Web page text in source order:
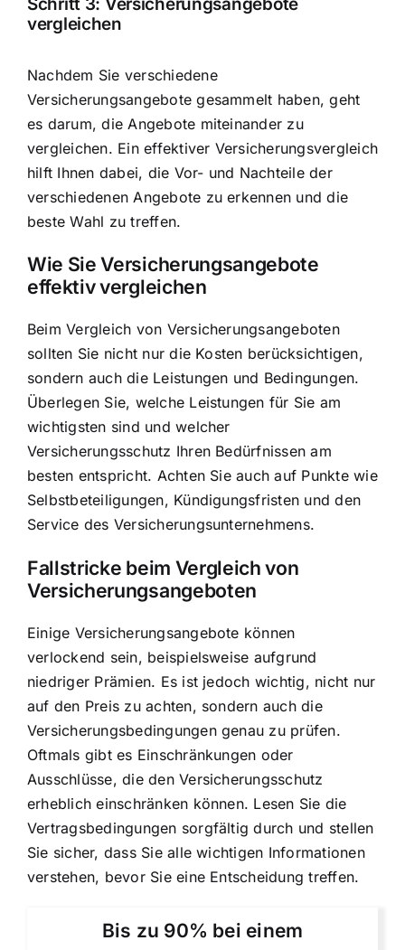
Schritt 3: Versicherungsangebote
vergleichen
Nachdem Sie verschiedene
Versicherungsangebote gesammelt haben, geht
es darum, die Angebote miteinander zu
vergleichen. Ein effektiver Versicherungsvergleich
hilft Ihnen dabei, die Vor- und Nachteile der
verschiedenen Angebote zu erkennen und die
beste Wahl zu treffen.
Wie Sie Versicherungsangebote
effektiv vergleichen
Beim Vergleich von Versicherungsangeboten
sollten Sie nicht nur die Kosten berücksichtigen,
sondern auch die Leistungen und Bedingungen.
Überlegen Sie, welche Leistungen für Sie am
wichtigsten sind und welcher
Versicherungsschutz Ihren Bedürfnissen am
besten entspricht. Achten Sie auch auf Punkte wie
Selbstbeteiligungen, Kündigungsfristen und den
Service des Versicherungsunternehmens.
Fallstricke beim Vergleich von
Versicherungsangeboten
Einige Versicherungsangebote können
verlockend sein, beispielsweise aufgrund
niedriger Prämien. Es ist jedoch wichtig, nicht nur
auf den Preis zu achten, sondern auch die
Versicherungsbedingungen genau zu prüfen.
Oftmals gibt es Einschränkungen oder
Ausschlüsse, die den Versicherungsschutz
erheblich einschränken können. Lesen Sie die
Vertragsbedingungen sorgfältig durch und stellen
Sie sicher, dass Sie alle wichtigen Informationen
verstehen, bevor Sie eine Entscheidung treffen.
Bis zu 90% bei einem